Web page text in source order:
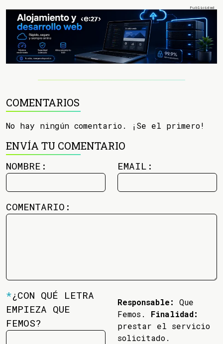
COMENTARIOS
No hay ningún comentario. ¡Se el primero!
ENVÍA TU COMENTARIO
NOMBRE: EMAIL:
COMENTARIO:
*¿CON QUÉ LETRA
EMPIEZA QUE
FEMOS?
Responsable:
Que
Femos. Finalidad:
prestar el servicio
solicitado.